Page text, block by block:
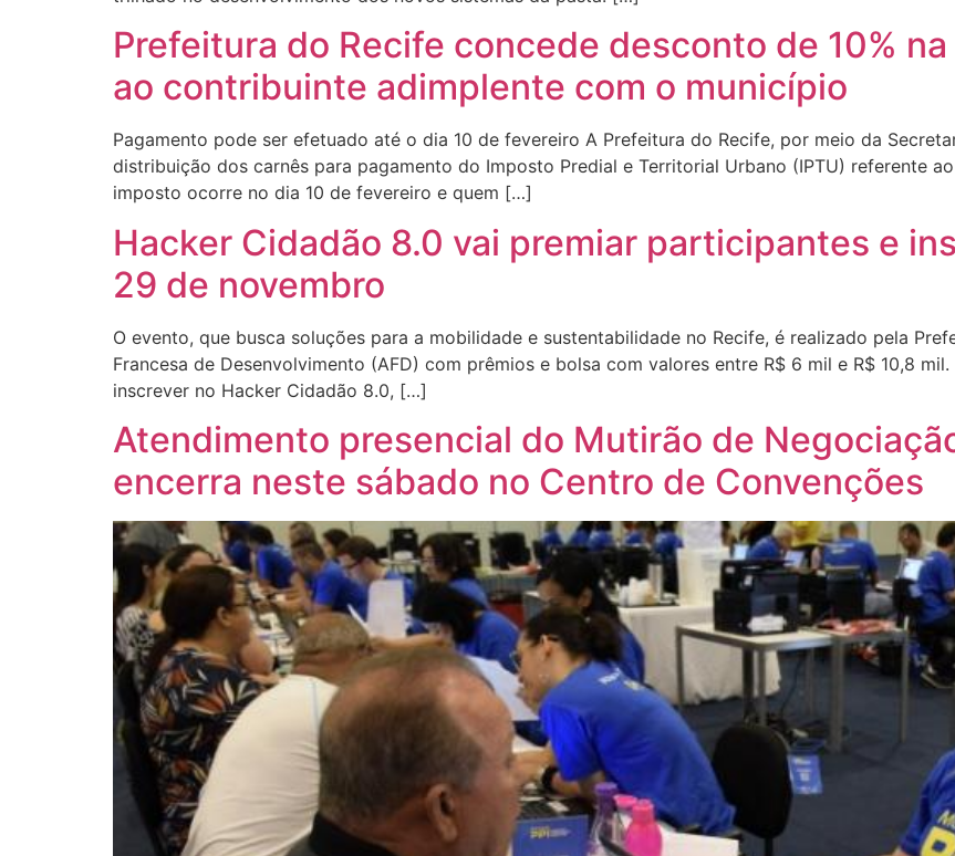
Prefeitura do Recife concede desconto de 10%
ao contribuinte adimplente com o município
Pagamento pode ser efetuado até o dia 10 de fevereiro A Prefeitura do Recife, por meio da
distribuição dos carnês para pagamento do Imposto Predial e Territorial Urbano (IPTU) referente
imposto ocorre no dia 10 de fevereiro e quem […]
Hacker Cidadão 8.0 vai premiar participantes e
29 de novembro
O evento, que busca soluções para a mobilidade e sustentabilidade no Recife, é realizado pela
Francesa de Desenvolvimento (AFD) com prêmios e bolsa com valores entre R$ 6 mil e R$ 10,8
inscrever no Hacker Cidadão 8.0, […]
Atendimento presencial do Mutirão de
encerra neste sábado no Centro de Convenções